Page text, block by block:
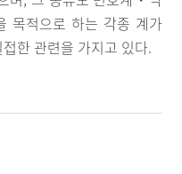
목적으로 하는 각종 계가
한 관련을 가지고 있다.